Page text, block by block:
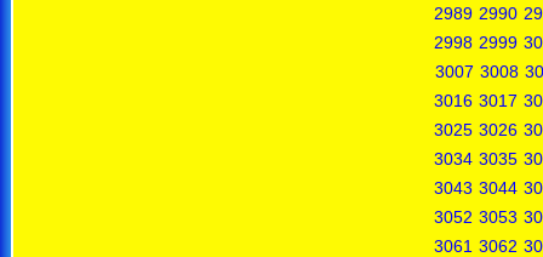
2989 2990
2998 2999
3007 3008
3016 3017
3025 3026
3034 3035
3043 3044
3052 3053
3061 3062